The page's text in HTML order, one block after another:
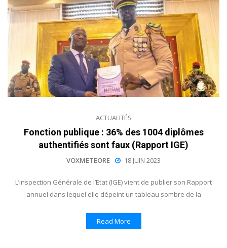
ACTUALITÉS
Fonction publique : 36% des 1004 diplômes
authentifiés sont faux (Rapport IGE)
VOXMETEORE 18 JUIN 2023
L’inspection Générale de l’Etat (IGE) vient de publier son Rapport
annuel dans lequel elle dépeint un tableau sombre de la
Read More